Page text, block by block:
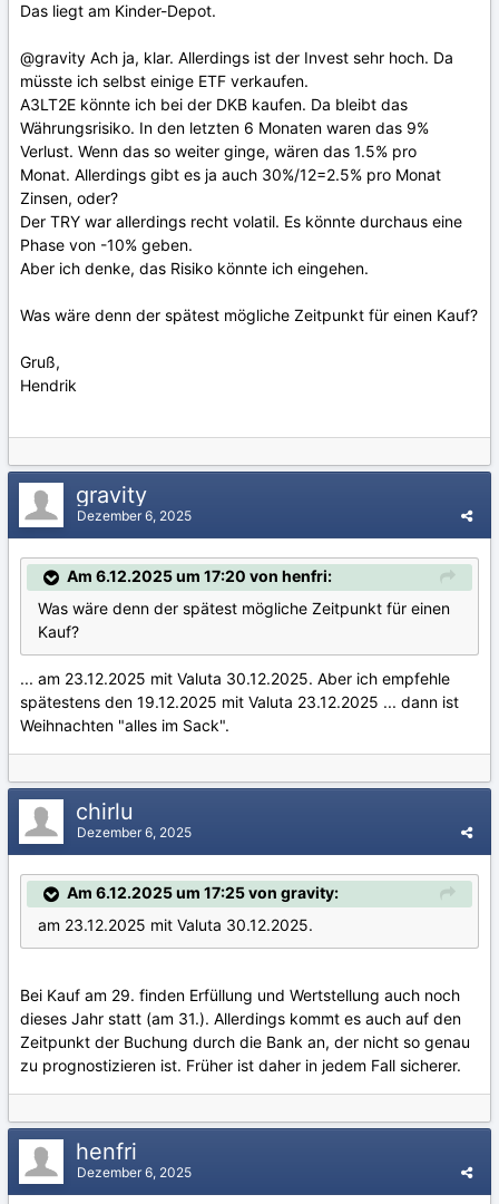
Das liegt am Kinder-Depot.
@gravity Ach ja, klar. Allerdings ist der Invest sehr hoch. Da
müsste ich selbst einige ETF verkaufen.
A3LT2E könnte ich bei der DKB kaufen. Da bleibt das
Währungsrisiko. In den letzten 6 Monaten waren das 9%
Verlust. Wenn das so weiter ginge, wären das 1.5% pro
Monat. Allerdings gibt es ja auch 30%/12=2.5% pro Monat
Zinsen, oder?
Der TRY war allerdings recht volatil. Es könnte durchaus eine
Phase von -10% geben.
Aber ich denke, das Risiko könnte ich eingehen.
Was wäre denn der spätest mögliche Zeitpunkt für einen Kauf?
Gruß,
Hendrik
gravity
Dezember 6, 2025
Am 6.12.2025 um 17:20 von henfri:
Was wäre denn der spätest mögliche Zeitpunkt für einen
Kauf?
... am 23.12.2025 mit Valuta 30.12.2025. Aber ich empfehle
spätestens den 19.12.2025 mit Valuta 23.12.2025 ... dann ist
Weihnachten "alles im Sack".
chirlu
Dezember 6, 2025
Am 6.12.2025 um 17:25 von gravity:
am 23.12.2025 mit Valuta 30.12.2025.
Bei Kauf am 29. finden Erfüllung und Wertstellung auch noch
dieses Jahr statt (am 31.). Allerdings kommt es auch auf den
Zeitpunkt der Buchung durch die Bank an, der nicht so genau
zu prognostizieren ist. Früher ist daher in jedem Fall sicherer.
henfri
Dezember 6, 2025